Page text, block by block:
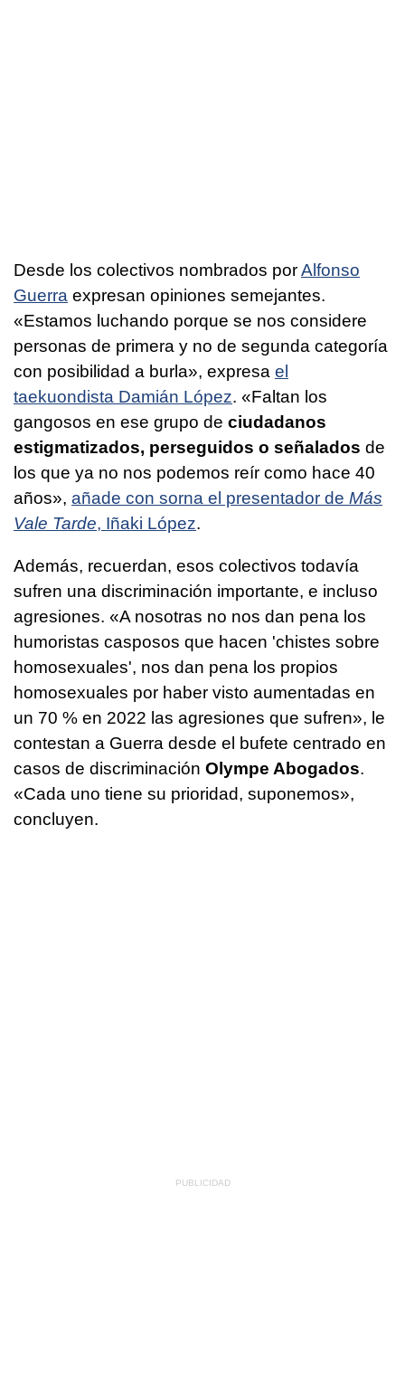
Desde los colectivos nombrados porAlfonso
Guerra expresan opiniones semejantes.
«Estamos luchando porque se nos considere
personas de primera y no de segunda categoría
con posibilidad a burla», expresa el
taekuondista Damián López. «Faltan los
gangosos en ese grupo de ciudadanos
estigmatizados, perseguidos o señalados de
los que ya no nos podemos reír como hace 40
años», añade con sorna el presentador de Más
Vale Tarde, Iñaki López.
Además, recuerdan, esos colectivos todavía
sufren una discriminación importante, e incluso
agresiones. «A nosotras no nos dan pena los
humoristas casposos que hacen 'chistes sobre
homosexuales', nos dan pena los propios
homosexuales por haber visto aumentadas en
un 70 % en 2022 las agresiones que sufren», le
contestan a Guerra desde el bufete centrado en
casos de discriminación Olympe Abogados.
«Cada uno tiene su prioridad, suponemos»,
concluyen.